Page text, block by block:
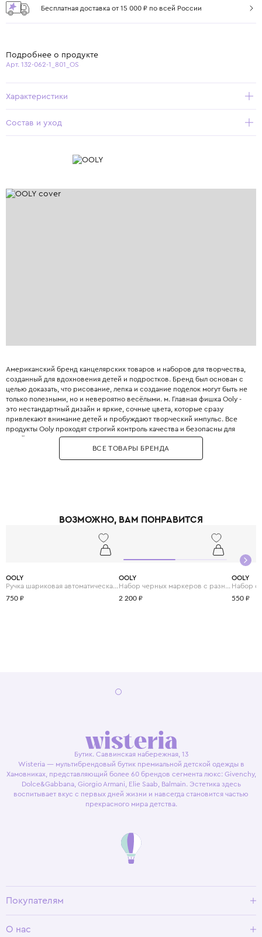
Бесплатная доставка от 15 000 ₽ по всей России
Подробнее о продукте
Арт. 132-062-1_801_OS
Характеристики
Состав и уход
Американский бренд канцелярских товаров и наборов для творчества,
созданный для вдохновения детей и подростков. Бренд был основан с
целью доказать, что рисование, лепка и создание поделок могут быть не
только полезными, но и невероятно весёлыми. м. Главная фишка Ooly -
это нестандартный дизайн и яркие, сочные цвета, которые сразу
привлекают внимание детей и пробуждают творческий импульс. Все
продукты Ooly проходят строгий контроль качества и безопасны для
детей: они не содержат токсичных веществ и имеют возрастную
маркировку. Бренд придумывает забавные названия для своих товаров,
например, «каракули-минутки» или «радужные перья», что добавляет
своему ребёнку возможность творить без границ, развивая
ВСЕ ТОВАРЫ БРЕНДА
ВОЗМОЖНО, ВАМ ПОНРАВИТСЯ
OOLY
Ручка шариковая автоматическая с 6 цветами "Лама"
750 ₽
OOLY
Набор черных маркеров с разными наконечниками, 5шт.
2 200 ₽
OOLY
550 ₽
Бутик. Саввинская набережная, 13
Wisteria — мультибрендовый бутик премиальной детской одежды в
Хамовниках, представляющий более 60 брендов сегмента люкс: Givenchy,
Dolce&Gabbana, Giorgio Armani, Elie Saab, Balmain. Эстетика здесь
воспитывает вкус с первых дней жизни и навсегда становится частью
прекрасного мира детства.
Покупателям
Условия возврата
О нас